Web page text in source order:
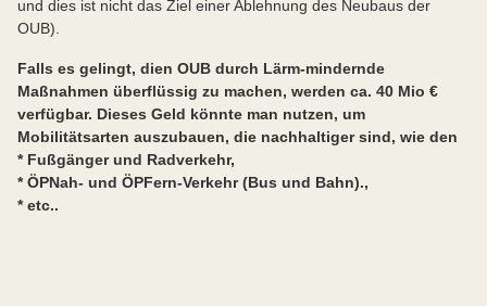
und dies ist nicht das Ziel einer Ablehnung des Neubaus der
OUB).
Falls es gelingt, dien OUB durch Lärm-mindernde
Maßnahmen überflüssig zu machen, werden ca. 40 Mio €
verfügbar. Dieses Geld könnte man nutzen, um
Mobilitätsarten auszubauen, die nachhaltiger sind, wie den
* Fußgänger und Radverkehr,
* ÖPNah- und ÖPFern-Verkehr (Bus und Bahn).,
* etc..